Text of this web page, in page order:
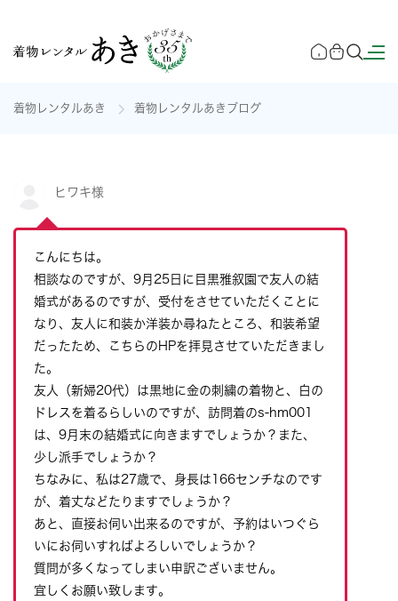
着物レンタルあき 着物レンタルあきブログ
ヒワキ様
こんにちは。
相談なのですが、9月25日に目黒雅叙園で友人の結
婚式があるのですが、受付をさせていただくことに
なり、友人に和装か洋装か尋ねたところ、和装希望
だったため、こちらのHPを拝見させていただきまし
た。
友人（新婦20代）は黒地に金の刺繍の着物と、白の
ドレスを着るらしいのですが、訪問着のs-hm001
は、9月末の結婚式に向きますでしょうか？また、
少し派手でしょうか？
ちなみに、私は27歳で、身長は166センチなのです
が、着丈などたりますでしょうか？
あと、直接お伺い出来るのですが、予約はいつぐら
いにお伺いすればよろしいでしょうか？
質問が多くなってしまい申訳ございません。
宜しくお願い致します。